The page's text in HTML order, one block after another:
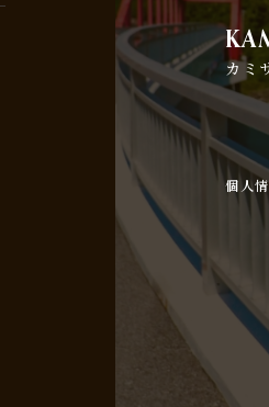
カミ
個人